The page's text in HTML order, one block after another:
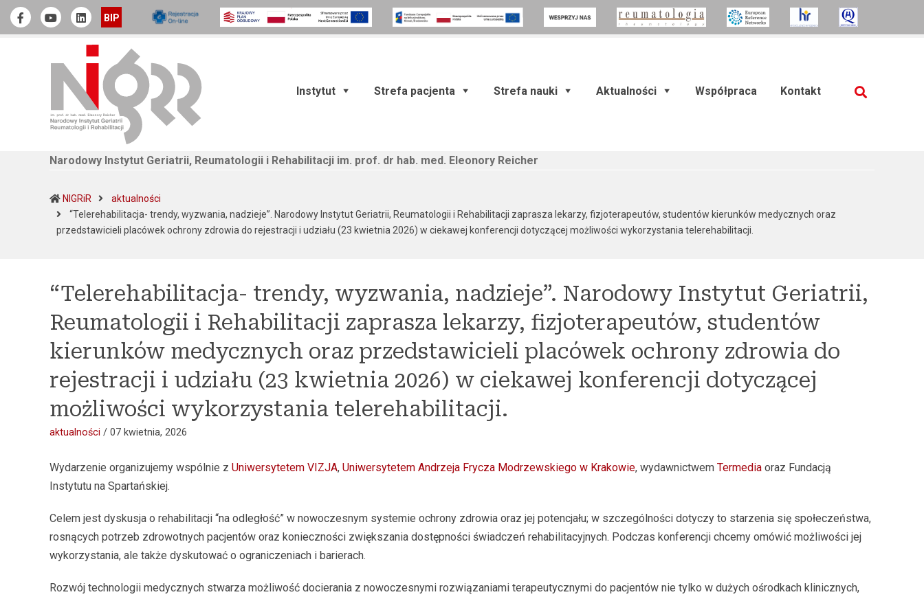
Narodowy Instytut Geriatrii, Reumatologii i Rehabilitacji
Instytut Strefa pacjenta Strefa nauki Aktualności Współpraca Kontakt
Narodowy Instytut Geriatrii, Reumatologii i Rehabilitacji im. prof. dr hab. med. Eleonory Reicher
NIGRiR
aktualności
“Telerehabilitacja- trendy, wyzwania, nadzieje”. Narodowy Instytut Geriatrii, Reumatologii i Rehabilitacji zaprasza lekarzy, fizjoterapeutów, studentów kierunków medycznych oraz
przedstawicieli placówek ochrony zdrowia do rejestracji i udziału (23 kwietnia 2026) w ciekawej konferencji dotyczącej możliwości wykorzystania telerehabilitacji.
“Telerehabilitacja- trendy, wyzwania, nadzieje”. Narodowy Instytut Geriatrii,
Reumatologii i Rehabilitacji zaprasza lekarzy, fizjoterapeutów, studentów
kierunków medycznych oraz przedstawicieli placówek ochrony zdrowia do
rejestracji i udziału (23 kwietnia 2026) w ciekawej konferencji dotyczącej
możliwości wykorzystania telerehabilitacji.
aktualności / 07 kwietnia, 2026
Wydarzenie organizujemy wspólnie z Uniwersytetem VIZJA, Uniwersytetem Andrzeja Frycza Modrzewskiego w Krakowie, wydawnictwem Termedia oraz Fundacją
Instytutu na Spartańskiej.
Celem jest dyskusja o rehabilitacji “na odległość” w nowoczesnym systemie ochrony zdrowia oraz jej potencjału; w szczególności dotyczy to starzenia się społeczeństwa,
rosnących potrzeb zdrowotnych pacjentów oraz konieczności zwiększania dostępności świadczeń rehabilitacyjnych. Podczas konferencji chcemy omówić możliwości jej
wykorzystania, ale także dyskutować o ograniczeniach i barierach.
Rozwój technologii medycznych stwarza możliwość docierania z nowoczesnymi rozwiązaniami terapeutycznymi do pacjentów nie tylko w dużych ośrodkach klinicznych,